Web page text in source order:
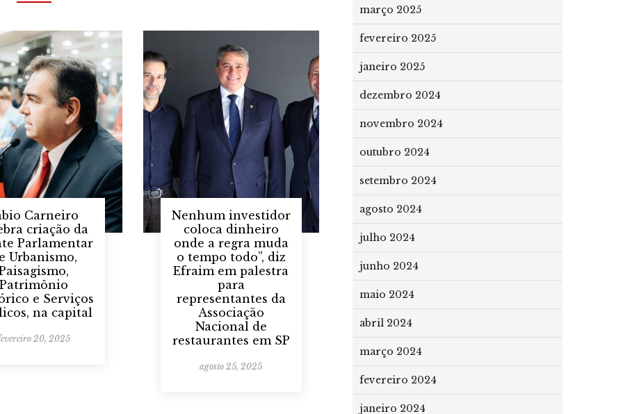
Carneiro
criação da
Parlamentar
Urbanismo,
Patrimônio
e Serviços
na capital
20, 2025
Nenhum investidor
coloca dinheiro
onde a regra muda
o tempo todo”, diz
Efraim em palestra
para
representantes da
Associação
Nacional de
restaurantes em SP
agosto 25, 2025
março 2025
fevereiro 2025
janeiro 2025
dezembro 2024
novembro 2024
outubro 2024
setembro 2024
agosto 2024
julho 2024
junho 2024
maio 2024
abril 2024
março 2024
fevereiro 2024
janeiro 2024